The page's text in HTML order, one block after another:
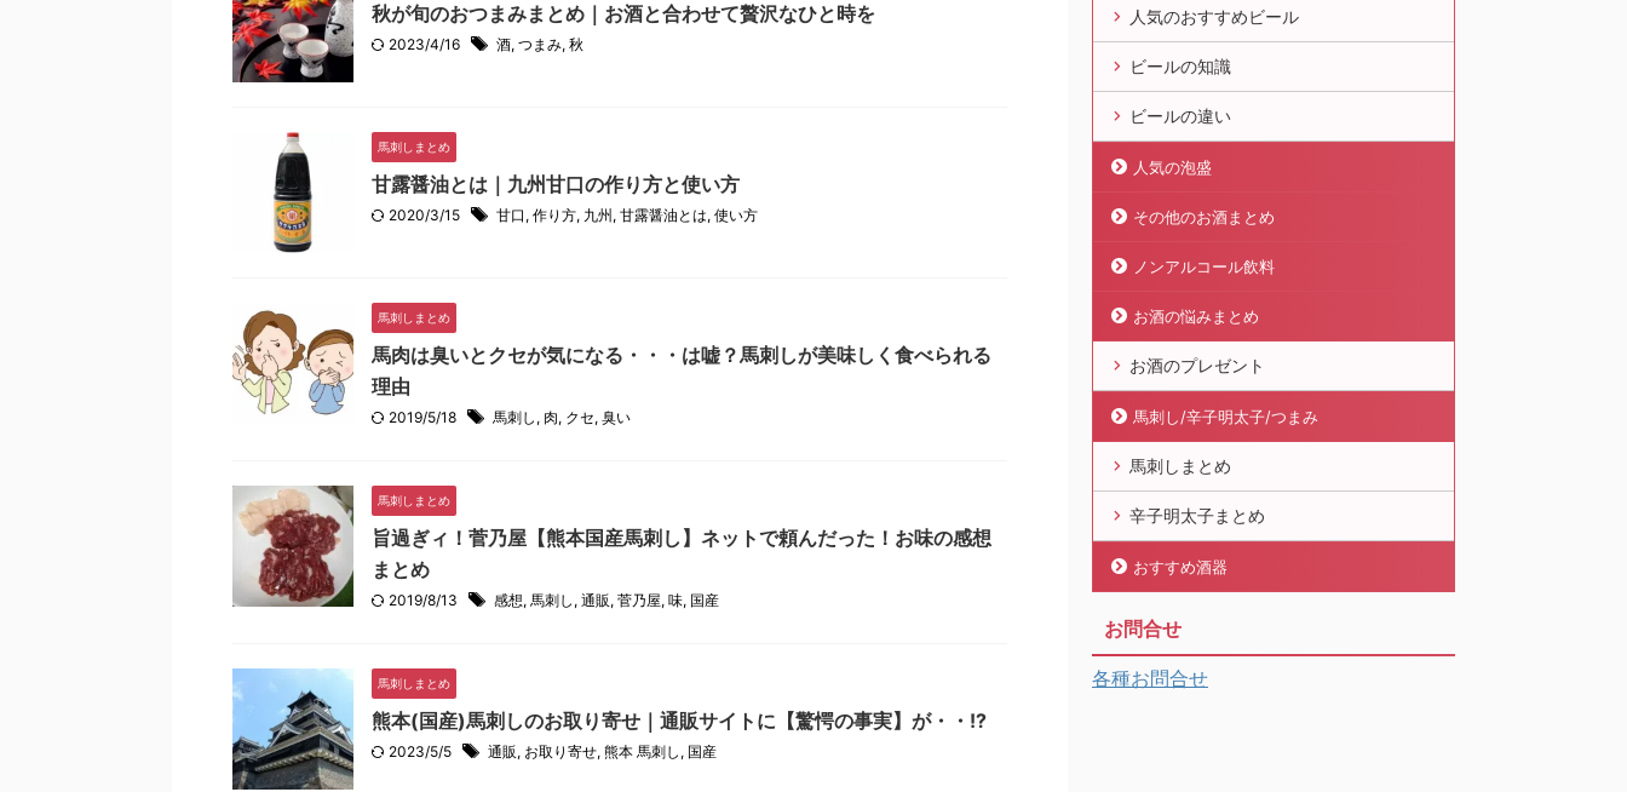
秋が旬のおつまみまとめ｜お酒と合わせて贅沢なひと時を
2023/4/16 酒, つまみ, 秋
馬刺しまとめ
甘露醤油とは｜九州甘口の作り方と使い方
2020/3/15 甘口 , 作り方, 九州 , 甘露醤油とは, 使い方
馬刺しまとめ
馬肉は臭いとクセが気になる・・・は嘘？馬刺しが美味しく食べられる
理由
2019/5/18 馬刺し , 肉, クセ, 臭い
馬刺しまとめ
旨過ぎィ！菅乃屋【熊本国産馬刺し】ネットで頼んだった！お味の感想
まとめ
2019/8/13 感想, 馬刺し , 通販, 菅乃屋, 味, 国産
馬刺しまとめ
熊本(国産)馬刺しのお取り寄せ｜通販サイトに【驚愕の事実】が・・!?
2023/5/5 通販, お取り寄せ, 熊本 馬刺し , 国産
人気のおすすめビール
ビールの知識
ビールの違い
人気の泡盛
その他のお酒まとめ
ノンアルコール飲料
お酒の悩みまとめ
お酒のプレゼント
馬刺し/辛子明太子/つまみ
馬刺しまとめ
辛子明太子まとめ
おすすめ酒器
お問合せ
各種お問合せ